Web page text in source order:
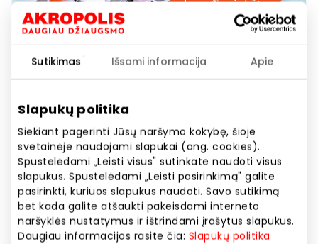
Sutikimas Išsami informacija Apie
Slapukų politika
Siekiant pagerinti Jūsų naršymo kokybę, šioje
svetainėje naudojami slapukai (ang. cookies).
Spustelėdami „Leisti visus" sutinkate naudoti visus
slapukus. Spustelėdami „Leisti pasirinkimą" galite
pasirinkti, kuriuos slapukus naudoti. Savo sutikimą
bet kada galite atšaukti pakeisdami interneto
naršyklės nustatymus ir ištrindami įrašytus slapukus.
Daugiau informacijos rasite čia: Slapukų politika
EUROVAISTINĖ. Pirkite bet kurias
dvi Elmex vaikų burnos higienos
priemones ir gaukite DOVANŲ
Elmex minkštą žaisliuką!